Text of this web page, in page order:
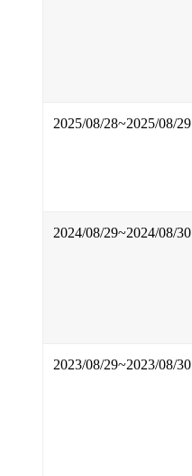
2025/08/28~2025/08/29
2024/08/29~2024/08/30
2023/08/29~2023/08/30